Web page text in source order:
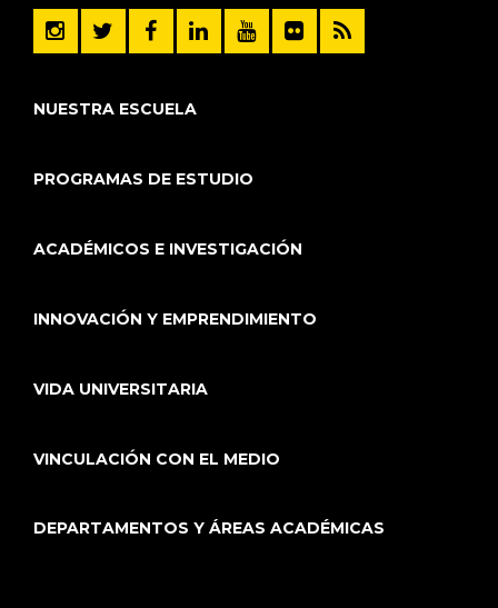
NUESTRA ESCUELA
PROGRAMAS DE ESTUDIO
ACADÉMICOS E INVESTIGACIÓN
INNOVACIÓN Y EMPRENDIMIENTO
VIDA UNIVERSITARIA
VINCULACIÓN CON EL MEDIO
DEPARTAMENTOS Y ÁREAS ACADÉMICAS